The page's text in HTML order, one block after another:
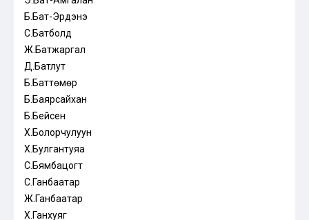
Б.Бат-Эрдэнэ
С.Батболд
Ж.Батжаргал
Д.Батлут
Б.Баттөмөр
Б.Баярсайхан
Б.Бейсен
Х.Болорчулуун
Х.Булгантуяа
С.Бямбацогт
С.Ганбаатар
Ж.Ганбаатар
Х.Ганхуяг